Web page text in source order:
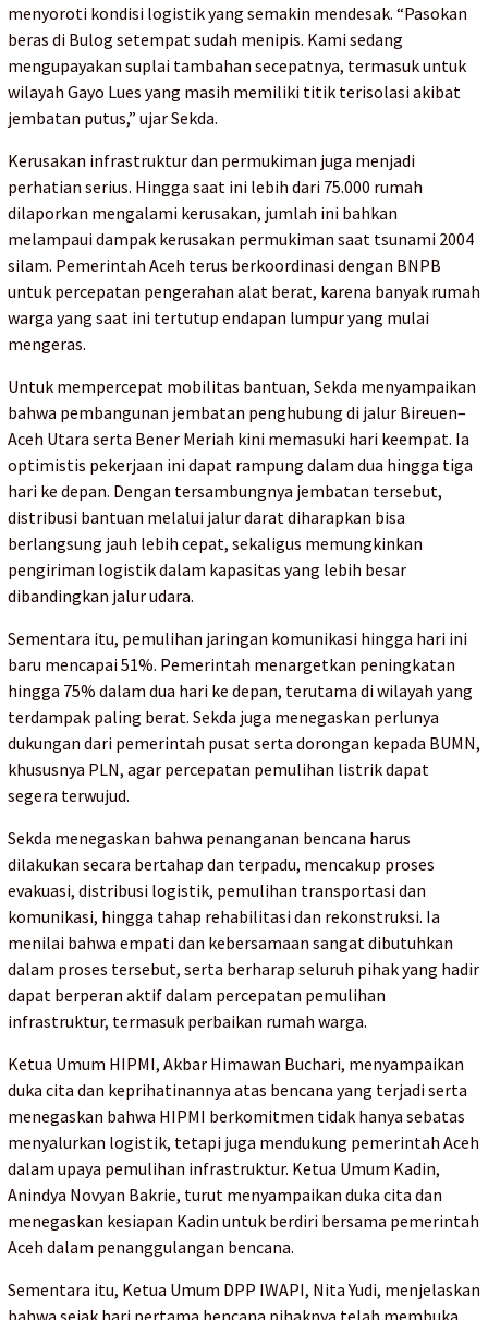
menyoroti kondisi logistik yang semakin mendesak. “Pasokan
beras di Bulog setempat sudah menipis. Kami sedang
mengupayakan suplai tambahan secepatnya, termasuk untuk
wilayah Gayo Lues yang masih memiliki titik terisolasi akibat
jembatan putus,” ujar Sekda.
Kerusakan infrastruktur dan permukiman juga menjadi
perhatian serius. Hingga saat ini lebih dari 75.000 rumah
dilaporkan mengalami kerusakan, jumlah ini bahkan
melampaui dampak kerusakan permukiman saat tsunami 2004
silam. Pemerintah Aceh terus berkoordinasi dengan BNPB
untuk percepatan pengerahan alat berat, karena banyak rumah
warga yang saat ini tertutup endapan lumpur yang mulai
mengeras.
Untuk mempercepat mobilitas bantuan, Sekda menyampaikan
bahwa pembangunan jembatan penghubung di jalur Bireuen–
Aceh Utara serta Bener Meriah kini memasuki hari keempat. Ia
optimistis pekerjaan ini dapat rampung dalam dua hingga tiga
hari ke depan. Dengan tersambungnya jembatan tersebut,
distribusi bantuan melalui jalur darat diharapkan bisa
berlangsung jauh lebih cepat, sekaligus memungkinkan
pengiriman logistik dalam kapasitas yang lebih besar
dibandingkan jalur udara.
Sementara itu, pemulihan jaringan komunikasi hingga hari ini
baru mencapai 51%. Pemerintah menargetkan peningkatan
hingga 75% dalam dua hari ke depan, terutama di wilayah yang
terdampak paling berat. Sekda juga menegaskan perlunya
dukungan dari pemerintah pusat serta dorongan kepada BUMN,
khususnya PLN, agar percepatan pemulihan listrik dapat
segera terwujud.
Sekda menegaskan bahwa penanganan bencana harus
dilakukan secara bertahap dan terpadu, mencakup proses
evakuasi, distribusi logistik, pemulihan transportasi dan
komunikasi, hingga tahap rehabilitasi dan rekonstruksi. Ia
menilai bahwa empati dan kebersamaan sangat dibutuhkan
dalam proses tersebut, serta berharap seluruh pihak yang hadir
dapat berperan aktif dalam percepatan pemulihan
infrastruktur, termasuk perbaikan rumah warga.
Ketua Umum HIPMI, Akbar Himawan Buchari, menyampaikan
duka cita dan keprihatinannya atas bencana yang terjadi serta
menegaskan bahwa HIPMI berkomitmen tidak hanya sebatas
menyalurkan logistik, tetapi juga mendukung pemerintah Aceh
dalam upaya pemulihan infrastruktur. Ketua Umum Kadin,
Anindya Novyan Bakrie, turut menyampaikan duka cita dan
menegaskan kesiapan Kadin untuk berdiri bersama pemerintah
Aceh dalam penanggulangan bencana.
Sementara itu, Ketua Umum DPP IWAPI, Nita Yudi, menjelaskan
bahwa sejak hari pertama bencana pihaknya telah membuka